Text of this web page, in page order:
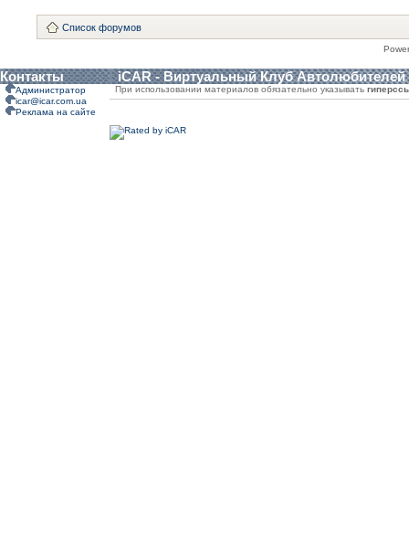
Список форумов
Контакты iCAR - Виртуальный Клуб Автолюбителей
Администратор
icar@icar.com.ua
Реклама на сайте
При использовании материалов обязательно указывать